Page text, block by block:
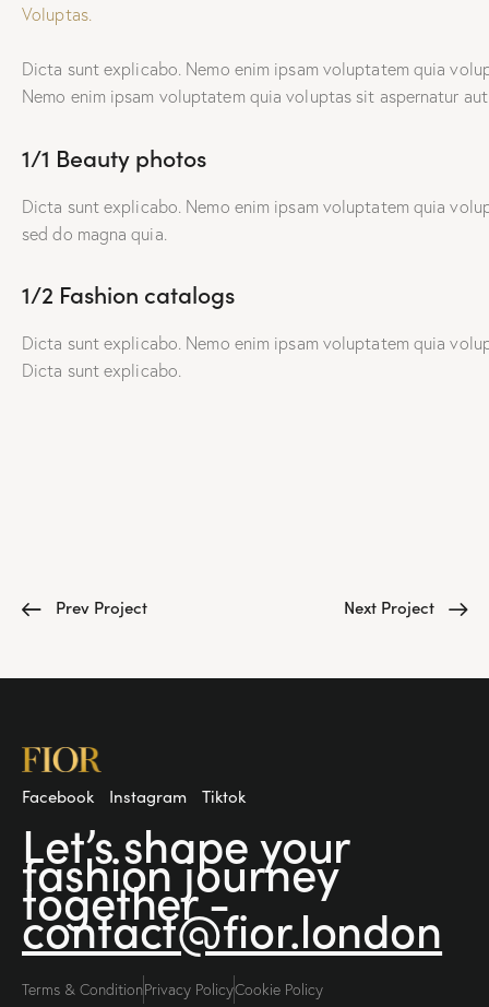
Voluptas.
Dicta sunt explicabo. Nemo enim ipsam voluptatem quia
Nemo enim ipsam voluptatem quia voluptas sit aspernatur
1/1 Beauty photos
Dicta sunt explicabo. Nemo enim ipsam voluptatem quia
sed do magna quia.
1/2 Fashion catalogs
Dicta sunt explicabo. Nemo enim ipsam voluptatem quia
Dicta sunt explicabo.
Prev Project Next Project
Facebook Instagram Tiktok
Let’s shape your
fashionjourney
together -
contact@fior.london
Terms & ConditionPrivacy PolicyCookie Policy